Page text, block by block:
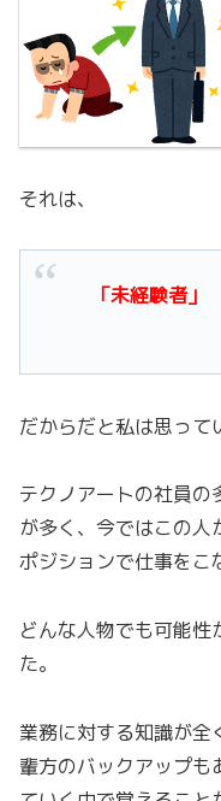
それは、
「未経験者」
だからだと私は思って
テクノアートの社員
が多く、今ではこの
ポジションで仕事をこ
どんな人物でも可能
た。
業務に対する知識が
輩方のバックアップも